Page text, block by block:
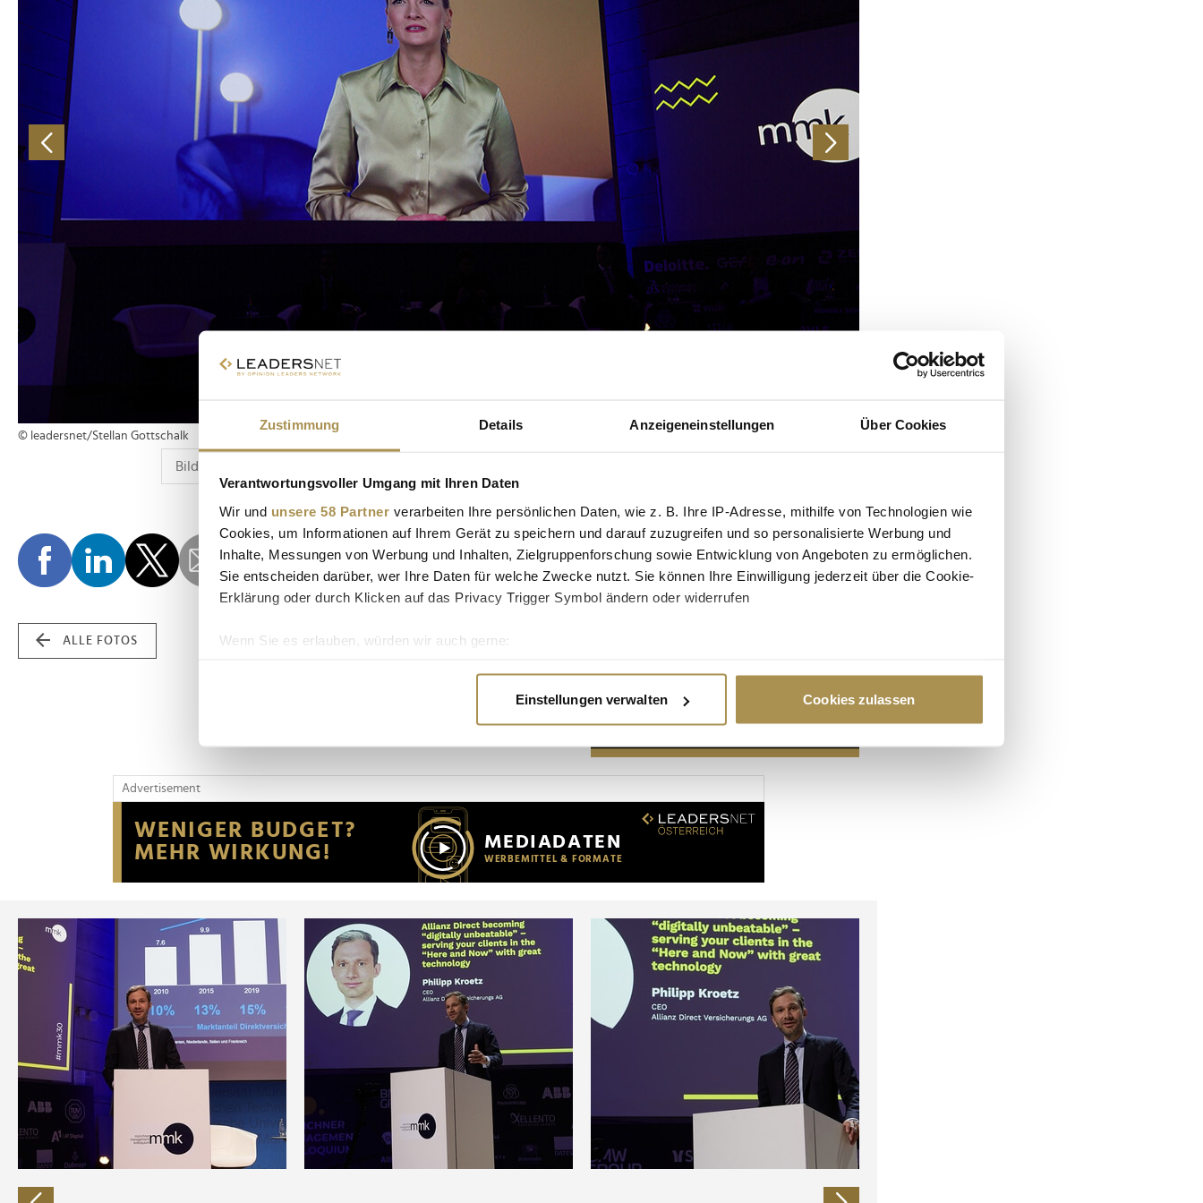
Zustimmung Details Anzeigeneinstellungen Über Cookies
Verantwortungsvoller Umgang mit Ihren Daten
Wir und unsere 58 Partner verarbeiten Ihre persönlichen Daten, wie z. B. Ihre IP-Adresse, mithilfe von Technologien wie
Cookies, um Informationen auf Ihrem Gerät zu speichern und darauf zuzugreifen und so personalisierte Werbung und
Inhalte, Messungen von Werbung und Inhalten, Zielgruppenforschung sowie Entwicklung von Angeboten zu ermöglichen.
Sie entscheiden darüber, wer Ihre Daten für welche Zwecke nutzt. Sie können Ihre Einwilligung jederzeit über die Cookie-
Erklärung oder durch Klicken auf das Privacy Trigger Symbol ändern oder widerrufen
Wenn Sie es erlauben, würden wir auch gerne:
Erfahren Sie mehr darüber, wie Ihre persönlichen Daten verarbeitet werden, und legen Sie Ihre Präferenzen im
Wir verwenden Cookies, um Inhalte und Anzeigen zu personalisieren, Funktionen für soziale Medien anbieten zu können
Website an unsere Partner für soziale Medien, Werbung und Analysen weiter. Unsere Partner führen diese Informationen
möglicherweise mit weiteren Daten zusammen, die Sie ihnen bereitgestellt haben oder die sie im Rahmen Ihrer Nutzung
der Dienste gesammelt haben.
Einstellungen verwalten Cookies zulassen
© leadersnet/Stellan Gottschalk
ALLE FOTOS
Advertisement
Advertisement